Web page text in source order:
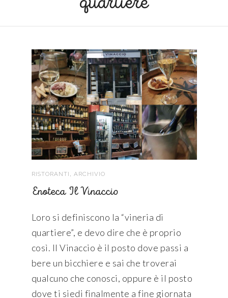
RISTORANTI ARCHIVIO
Enoteca Il Vinaccio
Loro si definiscono la “vineria di
quartiere”, e devo dire che è proprio
così. Il Vinaccio è il posto dove passi a
bere un bicchiere e sai che troverai
qualcuno che conosci, oppure è il posto
dove ti siedi finalmente a fine giornata